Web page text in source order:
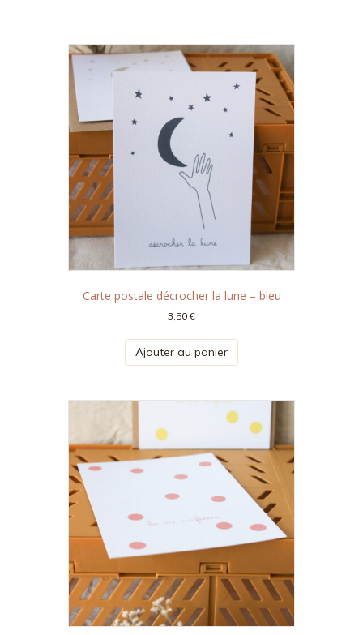
Carte postale décrocher la lune – bleu
3,50€
Ajouter au panier